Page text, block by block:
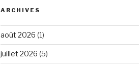
ARCHIVES
août 2026 (1)
juillet 2026 (5)